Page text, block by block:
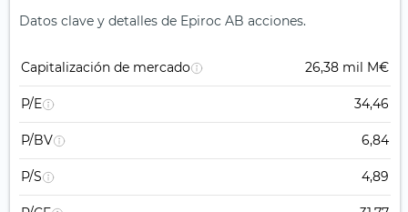
Datos clave y detalles de Epiroc AB acciones.
Capitalización de mercado 26,38 mil M€
P/E 34,46
P/BV 6,84
P/S 4,89